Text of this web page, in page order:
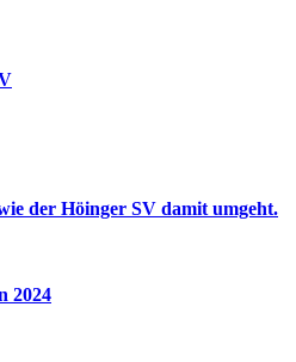
der Höinger SV damit umgeht.
2024